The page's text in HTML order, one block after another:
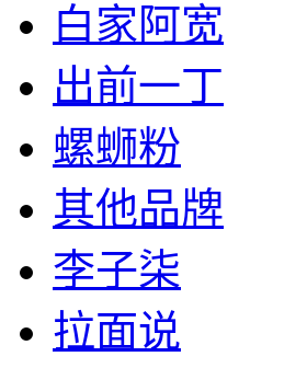
白家阿宽
出前一丁
螺蛳粉
其他品牌
李子柒
拉面说